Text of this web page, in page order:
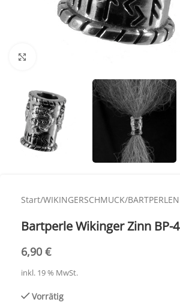
Start/WIKINGERSCHMUCK/BARTPERLEN
Bartperle Wikinger Zinn BP-4
6,90 €
inkl. 19 % MwSt.
Vorrätig